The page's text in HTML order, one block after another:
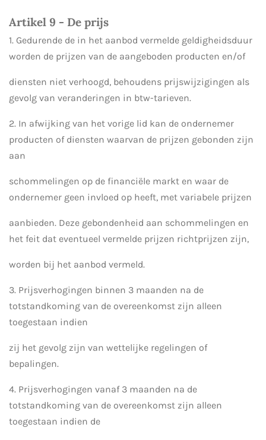
Artikel 9 - De prijs
1. Gedurende de in het aanbod vermelde geldigheidsduur
worden de prijzen van de aangeboden producten en/of
diensten niet verhoogd, behoudens prijswijzigingen als
gevolg van veranderingen in btw-tarieven.
2. In afwijking van het vorige lid kan de ondernemer
producten of diensten waarvan de prijzen gebonden zijn
aan
schommelingen op de financiële markt en waar de
ondernemer geen invloed op heeft, met variabele prijzen
aanbieden. Deze gebondenheid aan schommelingen en
het feit dat eventueel vermelde prijzen richtprijzen zijn,
worden bij het aanbod vermeld.
3. Prijsverhogingen binnen 3 maanden na de
totstandkoming van de overeenkomst zijn alleen
toegestaan indien
zij het gevolg zijn van wettelijke regelingen of
bepalingen.
4. Prijsverhogingen vanaf 3 maanden na de
totstandkoming van de overeenkomst zijn alleen
toegestaan indien de